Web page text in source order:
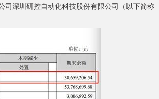
深圳研控自动化科技股份有限公司（以下简称